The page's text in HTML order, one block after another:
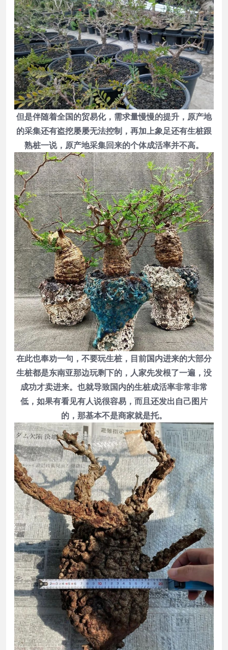
但是伴随着全国的贸易化，需求量慢慢的提升，原产地
的采集还有盗挖屡屡无法控制，再加上象足还有生桩跟
熟桩一说，原产地采集回来的个体成活率并不高。
在此也奉劝一句，不要玩生桩，目前国内进来的大部分
生桩都是东南亚那边玩剩下的，人家先发根了一遍，没
成功才卖进来。也就导致国内的生桩成活率非常非常
低，如果有看见有人说很容易，而且还发出自己图片
的，那基本不是商家就是托。